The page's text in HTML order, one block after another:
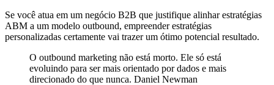
Se você atua em um negócio B2B que justifique alinhar estratégias
ABM a um modelo outbound, empreender estratégias
personalizadas certamente vai trazer um ótimo potencial resultado.
O outbound marketing não está morto. Ele só está
evoluindo para ser mais orientado por dados e mais
direcionado do que nunca. Daniel Newman